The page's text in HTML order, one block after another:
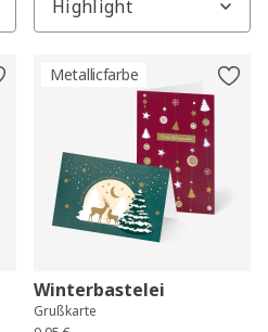
Metallicfarbe
Winterbastelei
Grußkarte